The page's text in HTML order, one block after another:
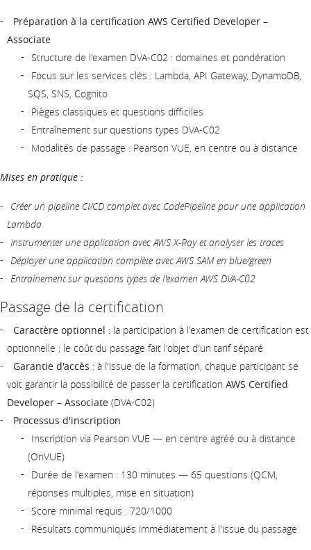
Préparation à la certification AWS Certified Developer –
Associate
Structure de l'examen DVA-C02 : domaines et pondération
Focus sur les services clés : Lambda, API Gateway, DynamoDB,
SQS, SNS, Cognito
Pièges classiques et questions difficiles
Entraînement sur questions types DVA-C02
Modalités de passage : Pearson VUE, en centre ou à distance
Mises en pratique :
Créer un pipeline CI/CD complet avec CodePipeline pour une application
Lambda
Instrumenter une application avec AWS X-Ray et analyser les traces
Déployer une application complète avec AWS SAM en blue/green
Entraînement sur questions types de l'examen AWS DVA-C02
Passage de la certification
Caractère optionnel : la participation à l'examen de certification est
optionnelle ; le coût du passage fait l'objet d'un tarif séparé
Garantie d'accès : à l'issue de la formation, chaque participant se
voit garantir la possibilité de passer la certification AWS Certified
Developer – Associate (DVA-C02)
Processus d'inscription
Inscription via Pearson VUE — en centre agréé ou à distance
(OnVUE)
Durée de l'examen : 130 minutes — 65 questions (QCM,
réponses multiples, mise en situation)
Score minimal requis : 720/1000
Résultats communiqués immédiatement à l'issue du passage